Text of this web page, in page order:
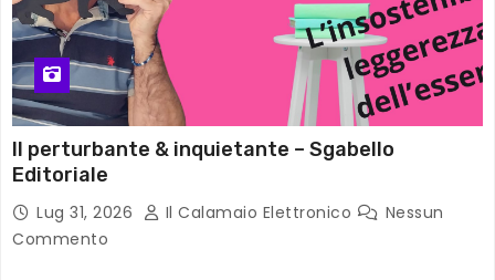
Il perturbante & inquietante – Sgabello
Editoriale
Lug 31, 2026 Il Calamaio Elettronico
Nessun
Commento